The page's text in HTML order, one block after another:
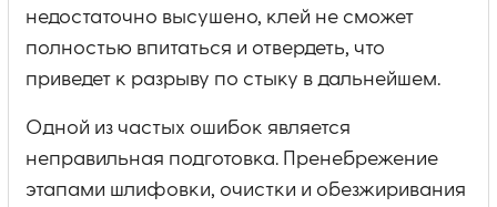
недостаточно высушено, клей не сможет
полностью впитаться и отвердеть, что
приведет к разрыву по стыку в дальнейшем.
Одной из частых ошибок является
неправильная подготовка. Пренебрежение
этапами шлифовки, очистки и обезжиривания